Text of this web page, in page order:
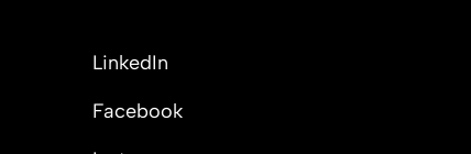
LinkedIn
Facebook